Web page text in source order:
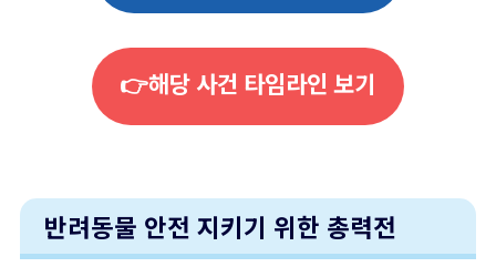
👉해당 사건 타임라인 보기
반려동물 안전 지키기 위한 총력전